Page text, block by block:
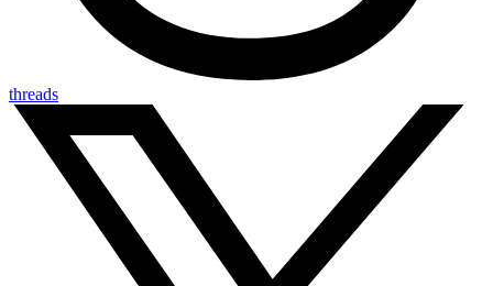
threads